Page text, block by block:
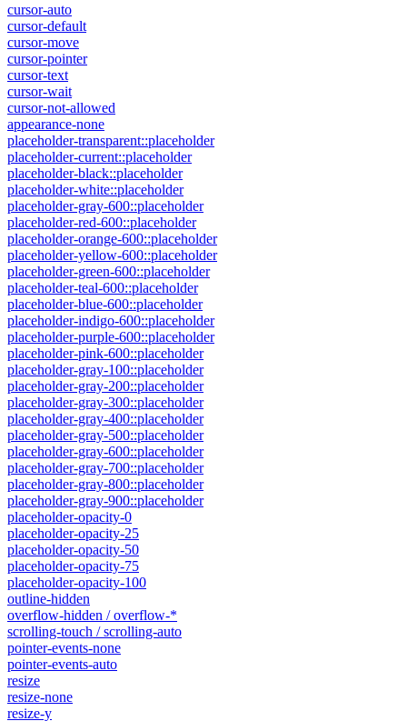
cursor-auto
cursor-default
cursor-move
cursor-pointer
cursor-text
cursor-wait
cursor-not-allowed
appearance-none
placeholder-transparent::placeholder
placeholder-current::placeholder
placeholder-black::placeholder
placeholder-white::placeholder
placeholder-gray-600::placeholder
placeholder-red-600::placeholder
placeholder-orange-600::placeholder
placeholder-yellow-600::placeholder
placeholder-green-600::placeholder
placeholder-teal-600::placeholder
placeholder-blue-600::placeholder
placeholder-indigo-600::placeholder
placeholder-purple-600::placeholder
placeholder-pink-600::placeholder
placeholder-gray-100::placeholder
placeholder-gray-200::placeholder
placeholder-gray-300::placeholder
placeholder-gray-400::placeholder
placeholder-gray-500::placeholder
placeholder-gray-600::placeholder
placeholder-gray-700::placeholder
placeholder-gray-800::placeholder
placeholder-gray-900::placeholder
placeholder-opacity-0
placeholder-opacity-25
placeholder-opacity-50
placeholder-opacity-75
placeholder-opacity-100
outline-hidden
overflow-hidden / overflow-*
scrolling-touch / scrolling-auto
pointer-events-none
pointer-events-auto
resize
resize-none
resize-y